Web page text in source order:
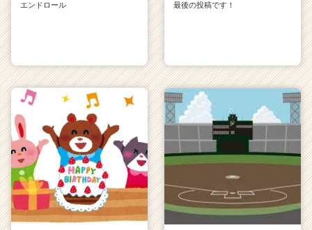
エンドロール
最後の投稿です！